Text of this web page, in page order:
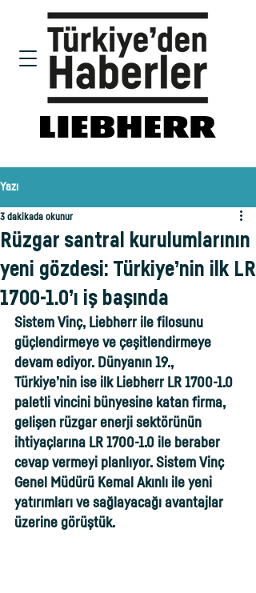
Yazı
Rüzgar santral kurulumlarının
yeni gözdesi: Türkiye’nin ilk LR
1700-1.0’ı iş başında
3 dakikada okunur
Sistem Vinç, Liebherr ile filosunu
güçlendirmeye ve çeşitlendirmeye
devam ediyor. Dünyanın 19.,
Türkiye’nin ise ilk Liebherr LR 1700-1.0
paletli vincini bünyesine katan firma,
gelişen rüzgar enerji sektörünün
ihtiyaçlarına LR 1700-1.0 ile beraber
cevap vermeyi planlıyor. Sistem Vinç
Genel Müdürü Kemal Akınlı ile yeni
yatırımları ve sağlayacağı avantajlar
üzerine görüştük.